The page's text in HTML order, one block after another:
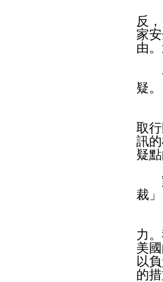
「
反
家
由
發
疑。
「
取
訊
疑
對
裁
「
力
美
以
的措